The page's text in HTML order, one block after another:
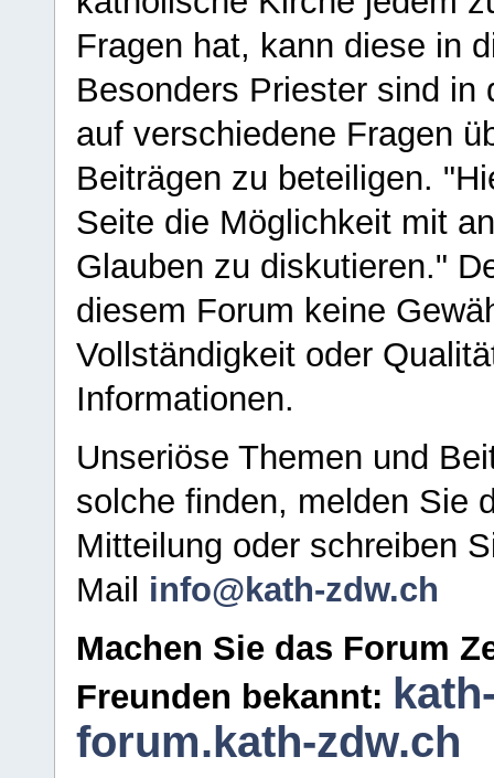
Fragen hat, kann diese in
Besonders Priester sind in
auf verschiedene Fragen
Beiträgen zu beteiligen.
Seite die Möglichkeit mit
Glauben zu diskutieren."
diesem Forum keine
Vollständigkeit oder
Informationen.
Unseriöse Themen und
solche finden, melden Sie
Mitteilung oder schreiben
Mail info@kath-zdw.ch
Machen Sie das Forum
Freunden bekannt:
forum.kath-zdw.ch